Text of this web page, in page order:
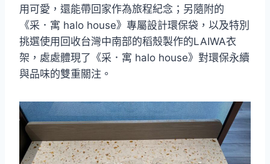
用可愛，還能帶回家作為旅程紀念；另隨附的
《采．寓 halo house》專屬設計環保袋，以及特別
挑選使用回收台灣中南部的稻殼製作的LAIWA衣
架，處處體現了《采．寓 halo house》對環保永續
與品味的雙重關注。